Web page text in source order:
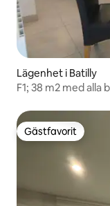
Lägenhet i Batilly
F1; 38 m2 med
Gästfavorit
Gästfavorit